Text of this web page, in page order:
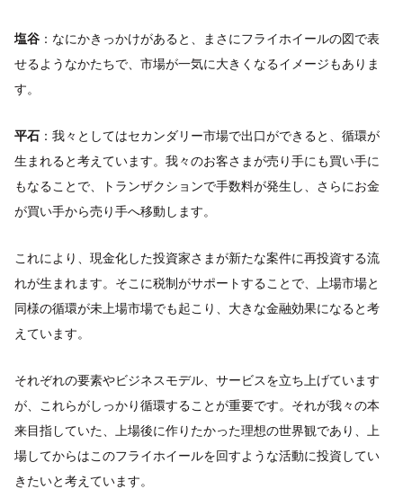
塩谷 ：なにかきっかけがあると、まさにフライホイールの図で表
せるようなかたちで、市場が一気に大きくなるイメージもありま
す。
平石 ：我々としてはセカンダリー市場で出口ができると、循環が
生まれると考えています。我々のお客さまが売り手にも買い手に
もなることで、トランザクションで手数料が発生し、さらにお金
が買い手から売り手へ移動します。
これにより、現金化した投資家さまが新たな案件に再投資する流
れが生まれます。そこに税制がサポートすることで、上場市場と
同様の循環が未上場市場でも起こり、大きな金融効果になると考
えています。
それぞれの要素やビジネスモデル、サービスを立ち上げています
が、これらがしっかり循環することが重要です。それが我々の本
来目指していた、上場後に作りたかった理想の世界観であり、上
場してからはこのフライホイールを回すような活動に投資してい
きたいと考えています。